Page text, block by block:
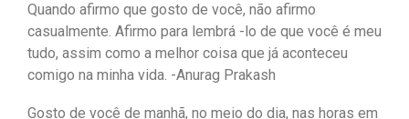
Quando afirmo que gosto de você, não afirmo
casualmente. Afirmo para lembrá -lo de que você é meu
tudo, assim como a melhor coisa que já aconteceu
comigo na minha vida. -Anurag Prakash
Gosto de você de manhã, no meio do dia, nas horas em